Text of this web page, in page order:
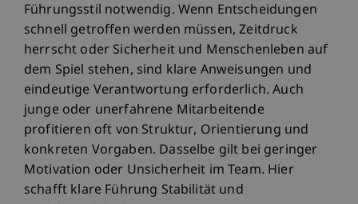
Führungsstil notwendig. Wenn Entscheidungen
schnell getroffen werden müssen, Zeitdruck
herrscht oder Sicherheit und Menschenleben auf
dem Spiel stehen, sind klare Anweisungen und
eindeutige Verantwortung erforderlich. Auch
junge oder unerfahrene Mitarbeitende
profitieren oft von Struktur, Orientierung und
konkreten Vorgaben. Dasselbe gilt bei geringer
Motivation oder Unsicherheit im Team. Hier
schafft klare Führung Stabilität und